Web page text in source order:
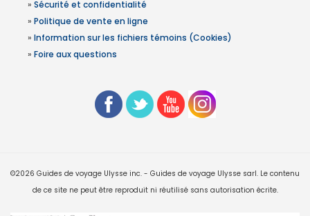
» Sécurité et confidentialité
» Politique de vente en ligne
» Information sur les fichiers témoins (Cookies)
» Foire aux questions
©2026 Guides de voyage Ulysse inc. - Guides de voyage Ulysse sarl. Le contenu
de ce site ne peut être reproduit ni réutilisé sans autorisation écrite.